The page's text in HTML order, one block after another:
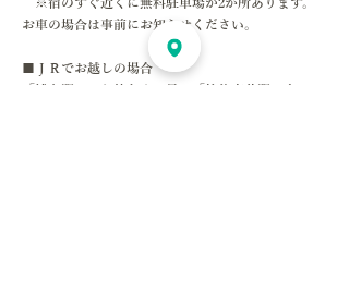
※宿のすぐ近くに無料駐車場が2か所あります。
お車の場合は事前にお知らせください。
■ＪＲでお越しの場合